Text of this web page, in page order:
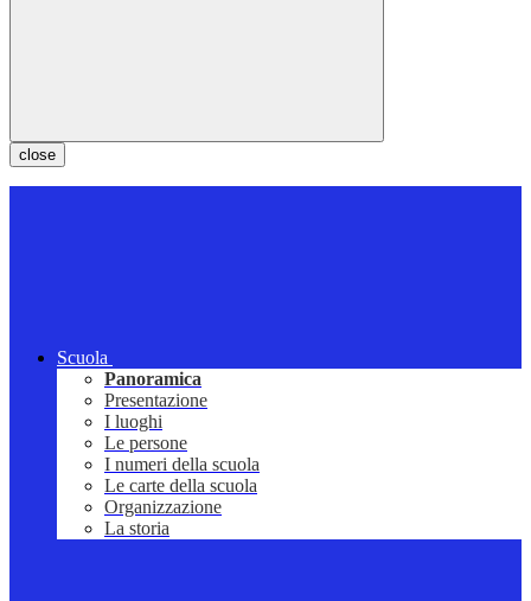
close
Scuola
Panoramica
Presentazione
I luoghi
Le persone
I numeri della scuola
Le carte della scuola
Organizzazione
La storia